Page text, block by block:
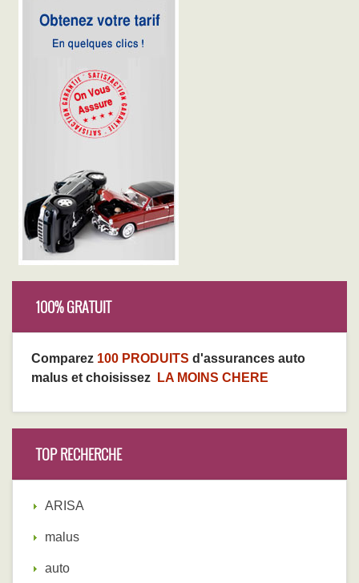
100% GRATUIT
Comparez 100 PRODUITS d'assurances auto
malus et choisissez
LA MOINS CHERE
TOP RECHERCHE
ARISA
malus
auto